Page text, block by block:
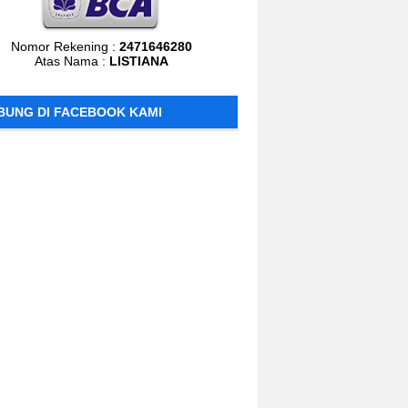
Nomor Rekening : 2471646280
Atas Nama : LISTIANA
DI FACEBOOK KAMI